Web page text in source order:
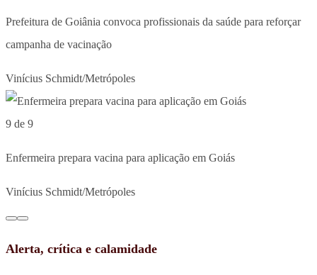
Prefeitura de Goiânia convoca profissionais da saúde para reforçar
campanha de vacinação
Vinícius Schmidt/Metrópoles
9 de 9
Enfermeira prepara vacina para aplicação em Goiás
Vinícius Schmidt/Metrópoles
Alerta, crítica e calamidade